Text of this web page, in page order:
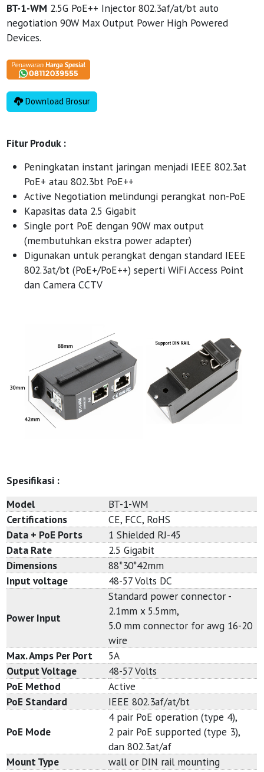
BT-1-WM 2.5G PoE++ Injector 802.3af/at/bt auto
negotiation 90W Max Output Power High Powered
Devices.
Download Brosur
Fitur Produk :
Peningkatan instant jaringan menjadi IEEE 802.3at
PoE+ atau 802.3bt PoE++
Active Negotiation melindungi perangkat non-PoE
Kapasitas data 2.5 Gigabit
Single port PoE dengan 90W max output
(membutuhkan ekstra power adapter)
Digunakan untuk perangkat dengan standard IEEE
802.3at/bt (PoE+/PoE++) seperti WiFi Access Point
dan Camera CCTV
Spesifikasi :
Model
BT-1-WM
Certifications
CE, FCC, RoHS
Data + PoE Ports
1 Shielded RJ-45
Data Rate
2.5 Gigabit
Dimensions
88*30*42mm
Input voltage
48-57 Volts DC
Power Input
Standard power connector -
2.1mm x 5.5mm,
5.0 mm connector for awg 16-20
wire
Max. Amps Per Port
5A
Output Voltage
48-57 Volts
PoE Method
Active
PoE Standard
IEEE 802.3af/at/bt
PoE Mode
4 pair PoE operation (type 4),
2 pair PoE supported (type 3),
dan 802.3at/af
Mount Type
wall or DIN rail mounting